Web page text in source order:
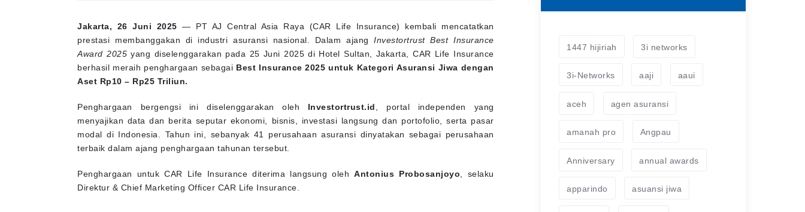
Jakarta, 26 Juni 2025 — PT AJ Central Asia Raya (CAR Life Insurance) kembali mencatatkan
prestasi membanggakan di industri asuransi nasional. Dalam ajang Investortrust Best Insurance
Award 2025 yang diselenggarakan pada 25 Juni 2025 di Hotel Sultan, Jakarta, CAR Life Insurance
berhasil meraih penghargaan sebagai Best Insurance 2025 untuk Kategori Asuransi Jiwa dengan
Aset Rp10 – Rp25 Triliun.
Penghargaan bergengsi ini diselenggarakan oleh Investortrust.id
, portal independen yang
menyajikan data dan berita seputar ekonomi, bisnis, investasi langsung dan portofolio, serta pasar
modal di Indonesia. Tahun ini, sebanyak 41 perusahaan asuransi dinyatakan sebagai perusahaan
terbaik dalam ajang penghargaan tahunan tersebut.
Penghargaan untuk CAR Life Insurance diterima langsung oleh Antonius Probosanjoyo , selaku
Direktur & Chief Marketing Officer CAR Life Insurance.
1447 hijiriah 3i networks
3i-Networks aaji aaui
aceh agen asuransi
amanah pro Angpau
Anniversary annual awards
apparindo asuansi jiwa